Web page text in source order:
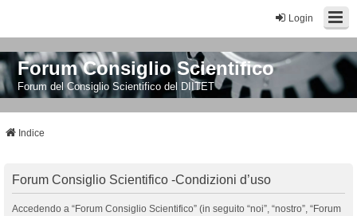
Login
Forum Consiglio Scientifico
Forum del Consiglio Scientifico del DIITET
Indice
Forum Consiglio Scientifico -Condizioni d’uso
Accedendo a “Forum Consiglio Scientifico” (in seguito “noi”, “nostro”, “Forum